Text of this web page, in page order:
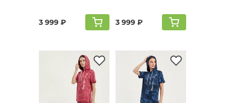
3 999 ₽ 3 999 ₽